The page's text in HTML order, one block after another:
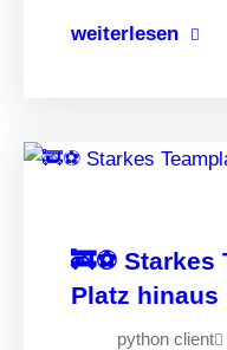
weiterlesen
🚒⚽️ Starkes
Platz hinaus
python client